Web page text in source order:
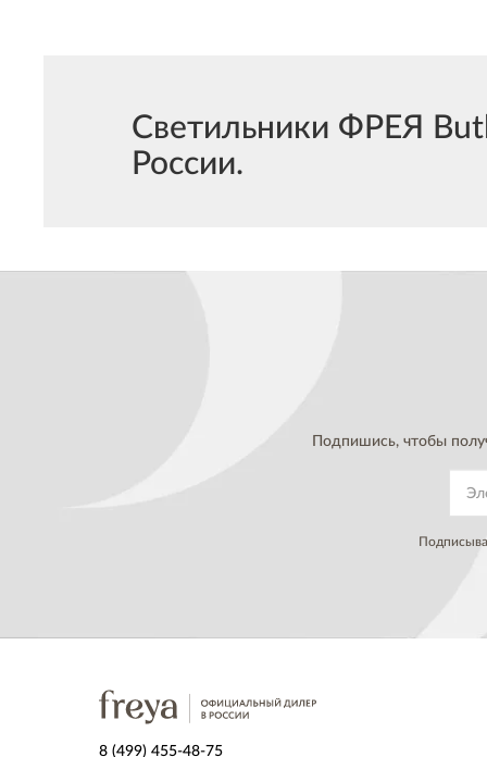
Светильники ФРЕЯ
России.
Подпишись, чтобы
8 (499) 455-48-75